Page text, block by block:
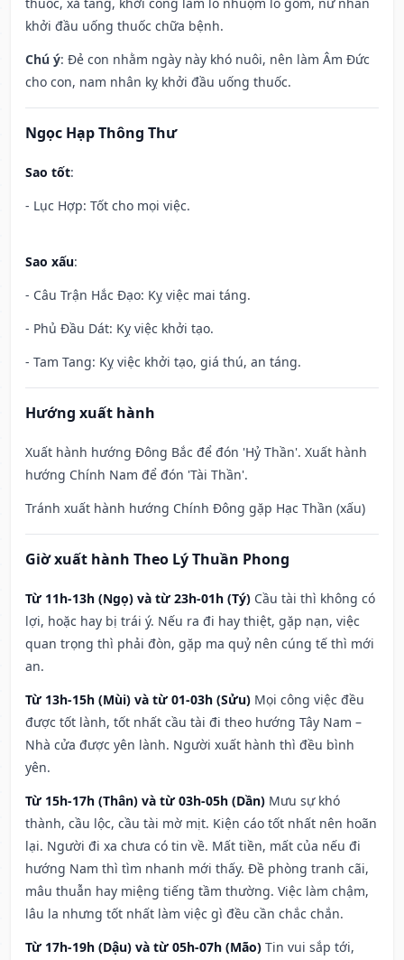
khởi đầu uống thuốc chữa bệnh.
Chú ý: Đẻ con nhằm ngày này khó nuôi, nên làm Âm Đức
cho con, nam nhân kỵ khởi đầu uống thuốc.
Ngọc Hạp Thông Thư
Sao tốt:
- Lục Hợp: Tốt cho mọi việc.
Sao xấu:
- Câu Trận Hắc Đạo: Kỵ việc mai táng.
- Phủ Đầu Dát: Kỵ việc khởi tạo.
- Tam Tang: Kỵ việc khởi tạo, giá thú, an táng.
Hướng xuất hành
Xuất hành hướng Đông Bắc để đón 'Hỷ Thần'. Xuất hành
hướng Chính Nam để đón 'Tài Thần'.
Tránh xuất hành hướng Chính Đông gặp Hạc Thần (xấu)
Giờ xuất hành Theo Lý Thuần Phong
Từ 11h-13h (Ngọ) và từ 23h-01h (Tý) Cầu tài thì không có
lợi, hoặc hay bị trái ý. Nếu ra đi hay thiệt, gặp nạn, việc
quan trọng thì phải đòn, gặp ma quỷ nên cúng tế thì mới
an.
Từ 13h-15h (Mùi) và từ 01-03h (Sửu) Mọi công việc đều
được tốt lành, tốt nhất cầu tài đi theo hướng Tây Nam –
Nhà cửa được yên lành. Người xuất hành thì đều bình
yên.
Từ 15h-17h (Thân) và từ 03h-05h (Dần) Mưu sự khó
thành, cầu lộc, cầu tài mờ mịt. Kiện cáo tốt nhất nên hoãn
lại. Người đi xa chưa có tin về. Mất tiền, mất của nếu đi
hướng Nam thì tìm nhanh mới thấy. Đề phòng tranh cãi,
mâu thuẫn hay miệng tiếng tầm thường. Việc làm chậm,
lâu la nhưng tốt nhất làm việc gì đều cần chắc chắn.
Từ 17h-19h (Dậu) và từ 05h-07h (Mão) Tin vui sắp tới,